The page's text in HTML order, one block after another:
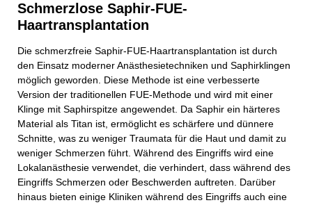
Schmerzlose Saphir-FUE-
Haartransplantation
Die schmerzfreie Saphir-FUE-Haartransplantation ist durch
den Einsatz moderner Anästhesietechniken und Saphirklingen
möglich geworden. Diese Methode ist eine verbesserte
Version der traditionellen FUE-Methode und wird mit einer
Klinge mit Saphirspitze angewendet. Da Saphir ein härteres
Material als Titan ist, ermöglicht es schärfere und dünnere
Schnitte, was zu weniger Traumata für die Haut und damit zu
weniger Schmerzen führt. Während des Eingriffs wird eine
Lokalanästhesie verwendet, die verhindert, dass während des
Eingriffs Schmerzen oder Beschwerden auftreten. Darüber
hinaus bieten einige Kliniken während des Eingriffs auch eine